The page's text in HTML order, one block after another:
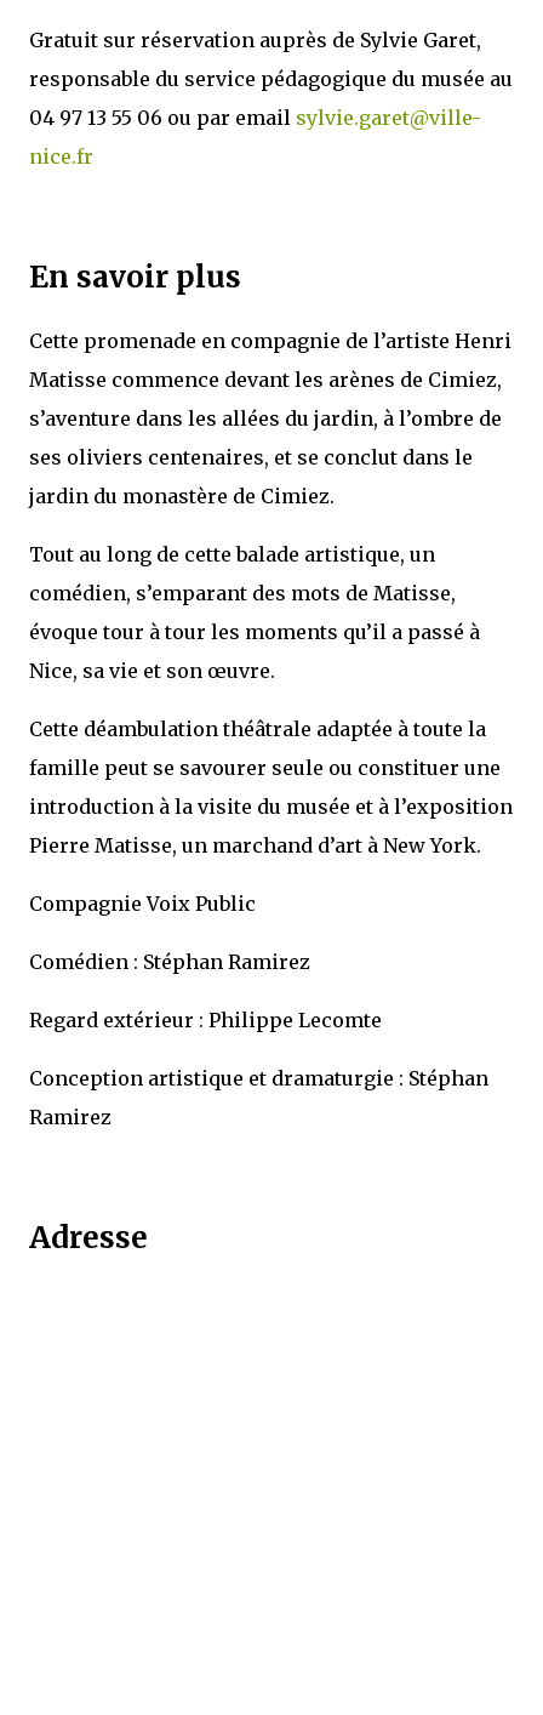
Gratuit sur réservation auprès de Sylvie Garet,
responsable du service pédagogique du musée au
04 97 13 55 06 ou par email sylvie.garet@ville-
nice.fr
En savoir plus
Cette promenade en compagnie de l’artiste Henri
Matisse commence devant les arènes de Cimiez,
s’aventure dans les allées du jardin, à l’ombre de
ses oliviers centenaires, et se conclut dans le
jardin du monastère de Cimiez.
Tout au long de cette balade artistique, un
comédien, s’emparant des mots de Matisse,
évoque tour à tour les moments qu’il a passé à
Nice, sa vie et son œuvre.
Cette déambulation théâtrale adaptée à toute la
famille peut se savourer seule ou constituer une
introduction à la visite du musée et à l’exposition
Pierre Matisse, un marchand d’art à New York.
Compagnie Voix Public
Comédien : Stéphan Ramirez
Regard extérieur : Philippe Lecomte
Conception artistique et dramaturgie : Stéphan
Ramirez
Adresse